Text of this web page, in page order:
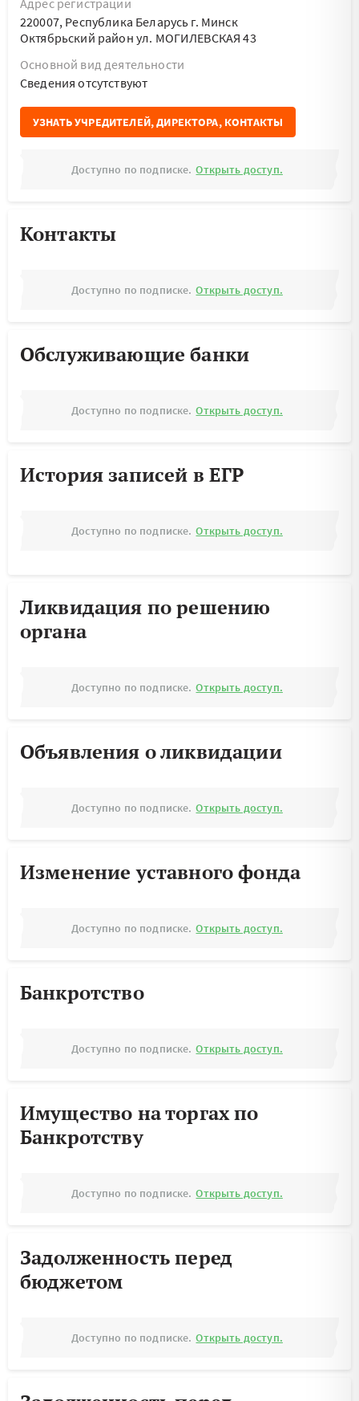
Адрес регистрации
220007, Республика Беларусь г. Минск
Октябрьский район ул. МОГИЛЕВСКАЯ 43
Основной вид деятельности
Cведения отсутствуют
УЗНАТЬ УЧРЕДИТЕЛЕЙ, ДИРЕКТОРА, КОНТАКТЫ
Доступно по подписке. Открыть доступ.
Контакты
Доступно по подписке. Открыть доступ.
Обслуживающие банки
Доступно по подписке. Открыть доступ.
История записей в ЕГР
Доступно по подписке. Открыть доступ.
Ликвидация по решению
органа
Доступно по подписке. Открыть доступ.
Объявления о ликвидации
Доступно по подписке. Открыть доступ.
Изменение уставного фонда
Доступно по подписке. Открыть доступ.
Банкротство
Доступно по подписке. Открыть доступ.
Имущество на торгах по
Банкротству
Доступно по подписке. Открыть доступ.
Задолженность перед
бюджетом
Доступно по подписке. Открыть доступ.